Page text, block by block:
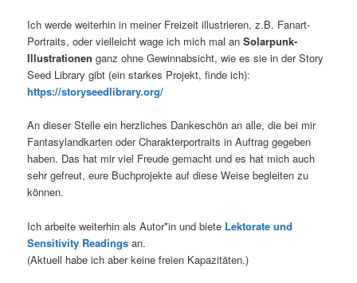
Ich werde weiterhin in meiner Freizeit illustrieren, z.B. Fanart-
Portraits, oder vielleicht wage ich mich mal anSolarpunk-
Illustrationen ganz ohne Gewinnabsicht, wie es sie in der Story
Seed Library gibt (ein starkes Projekt, finde ich):
https://storyseedlibrary.org/
An dieser Stelle ein herzliches Dankeschön an alle, die bei mir
Fantasylandkarten oder Charakterportraits in Auftrag gegeben
haben. Das hat mir viel Freude gemacht und es hat mich auch
sehr gefreut, eure Buchprojekte auf diese Weise begleiten zu
können.
Ich arbeite weiterhin als Autor*in und biete Lektorate und
Sensitivity Readings an.
(Aktuell habe ich aber keine freien Kapazitäten.)